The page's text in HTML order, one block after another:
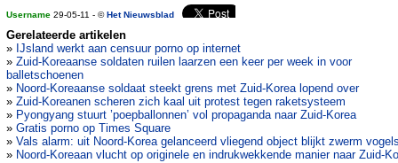
Username 29-05-11 - ©Het Nieuwsblad
Gerelateerde artikelen
» IJsland werkt aan censuur porno op internet
» Zuid-Koreaanse soldaten ruilen laarzen een keer per week in voor
balletschoenen
» Noord-Koreaanse soldaat steekt grens met Zuid-Korea lopend over
» Zuid-Koreanen scheren zich kaal uit protest tegen raketsysteem
» Pyongyang stuurt ’poepballonnen’ vol propaganda naar Zuid-Korea
» Gratis porno op Times Square
» Vals alarm: uit Noord-Korea gelanceerd vliegend object blijkt zwerm
» Noord-Koreaan vlucht op originele en indrukwekkende manier naar Zuid-